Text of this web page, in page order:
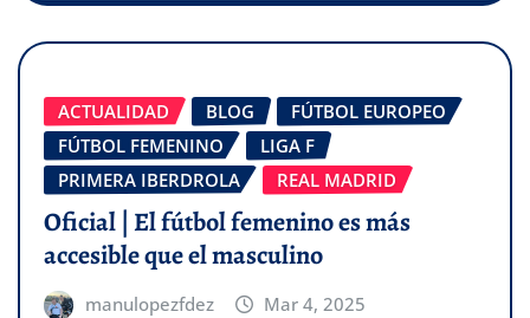
ACTUALIDAD BLOG
FÚTBOL EUROPEO
FÚTBOL FEMENINO
LIGA F
PRIMERA IBERDROLA
REAL MADRID
Oficial | El fútbol femenino es más
accesible que el masculino
manulopezfdez Mar 4, 2025